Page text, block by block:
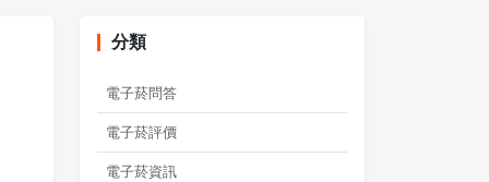
分類
電子菸問答
電子菸評價
電子菸資訊